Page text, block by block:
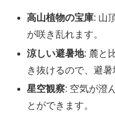
高山植物の宝庫: 山
が咲き乱れます。
涼しい避暑地: 麓と
き抜けるので、避暑
星空観察: 空気が澄
とができます。